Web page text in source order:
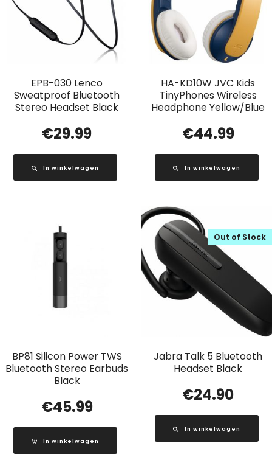
EPB-030 Lenco
Sweatproof Bluetooth
Stereo Headset Black
€29.99
In winkelwagen
HA-KD10W JVC Kids
TinyPhones Wireless
Headphone Yellow/Blue
€44.99
In winkelwagen
BP81 Silicon Power TWS
Bluetooth Stereo Earbuds
Black
€45.99
In winkelwagen
Jabra Talk 5 Bluetooth
Headset Black
Out of Stock
€24.90
In winkelwagen